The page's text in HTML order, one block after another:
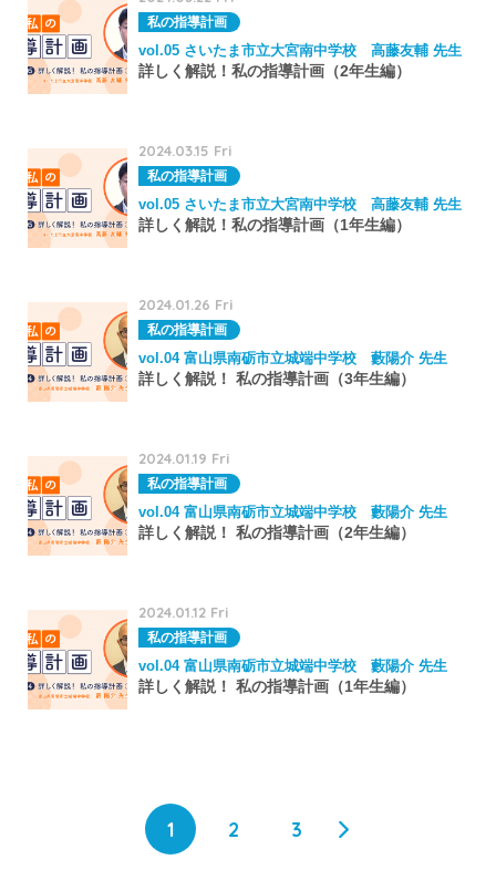
私の指導計画
vol.05 さいたま市立大宮南中学校 高藤友輔 先生
詳しく解説！私の指導計画（2年生編）
2024.03.15 Fri
私の指導計画
vol.05 さいたま市立大宮南中学校 高藤友輔 先生
詳しく解説！私の指導計画（1年生編）
2024.01.26 Fri
私の指導計画
vol.04 富山県南砺市立城端中学校 藪陽介 先生
詳しく解説！ 私の指導計画（3年生編）
2024.01.19 Fri
私の指導計画
vol.04 富山県南砺市立城端中学校 藪陽介 先生
詳しく解説！ 私の指導計画（2年生編）
2024.01.12 Fri
私の指導計画
vol.04 富山県南砺市立城端中学校 藪陽介 先生
詳しく解説！ 私の指導計画（1年生編）
1 2 3